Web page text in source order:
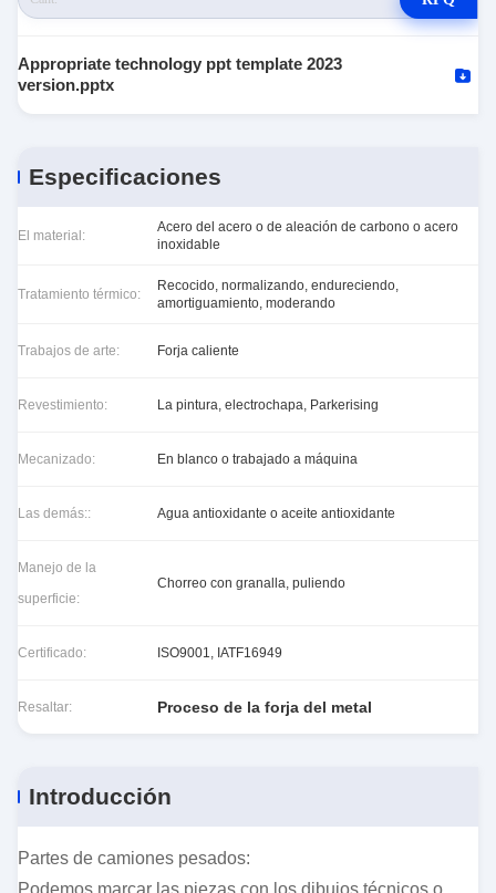
Appropriate technology ppt template 2023
version.pptx
Especificaciones
El material:
Acero del acero o de aleación de carbono o acero
inoxidable
Tratamiento térmico:
Recocido, normalizando, endureciendo,
amortiguamiento, moderando
Trabajos de arte: Forja caliente
Revestimiento: La pintura, electrochapa, Parkerising
Mecanizado: En blanco o trabajado a máquina
Las demás:: Agua antioxidante o aceite antioxidante
Manejo de la
superficie:
Chorreo con granalla, puliendo
Certificado: ISO9001, IATF16949
Resaltar: Proceso de la forja del metal
Introducción
Partes de camiones pesados:
Podemos marcar las piezas con los dibujos técnicos o